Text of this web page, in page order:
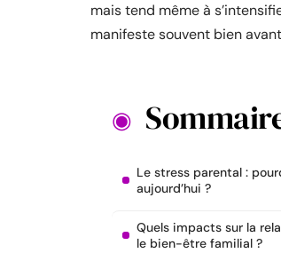
mais tend même à
manifeste souvent bien
Le stress parental : pourquoi est-il si courant
aujourd’hui ?
Quels impacts sur la
le bien-être familial ?